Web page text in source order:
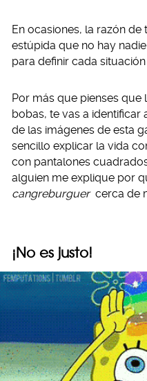
En ocasiones, la razón
estúpida que no hay
para definir cada
Por más que pienses que
bobas, te vas a identificar
de las imágenes de esta
sencillo explicar la vida
con pantalones
alguien me explique por
cangreburguer cerca de
¡No es justo!